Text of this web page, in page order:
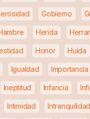
Gobierno
Herida
Honor Huída
Igualdad Importancia
Ineptitud Infancia
Intimidad Intranquilidad